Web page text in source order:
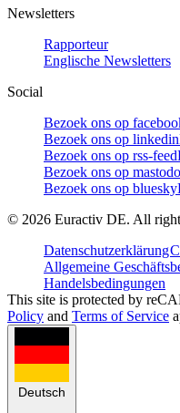
Newsletters
Rapporteur
Englische Newsletters
Social
Bezoek ons op
Bezoek ons op linkedin
Bezoek ons op rss-feed
Bezoek ons op
Bezoek ons op bluesky
© 2026 Euractiv DE. All
Datenschutzerklärung
Allgemeine
Handelsbedingungen
This site is protected by
Policy and Terms of Service
Deutsch